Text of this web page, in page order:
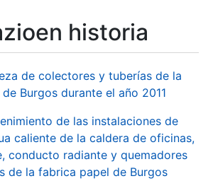
historia
de colectores y tuberías de la
Burgos durante el año 2011
de las instalaciones de
caliente de la caldera de oficinas,
conducto radiante y quemadores
de la fabrica papel de Burgos